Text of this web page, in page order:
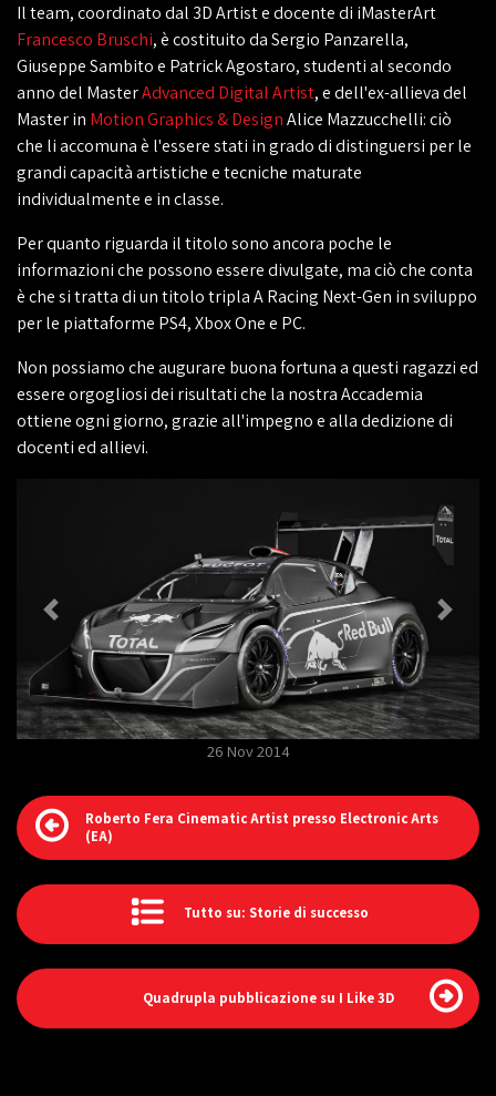
Il team, coordinato dal 3D Artist e docente di iMasterArt
Francesco Bruschi, è costituito da Sergio Panzarella,
Giuseppe Sambito e Patrick Agostaro, studenti al secondo
anno del MasterAdvanced Digital Artist, e dell'ex-allieva del
Master in Motion Graphics & DesignAlice Mazzucchelli: ciò
che li accomuna è l'essere stati in grado di distinguersi per le
grandi capacità artistiche e tecniche maturate
individualmente e in classe.
Per quanto riguarda il titolo sono ancora poche le
informazioni che possono essere divulgate, ma ciò che conta
è che si tratta di un titolo tripla A Racing Next-Gen in sviluppo
per le piattaforme PS4, Xbox One e PC.
Non possiamo che augurare buona fortuna a questi ragazzi ed
essere orgogliosi dei risultati che la nostra Accademia
ottiene ogni giorno, grazie all'impegno e alla dedizione di
docenti ed allievi.
26 Nov 2014
Roberto Fera Cinematic Artist presso Electronic Arts
(EA)
Tutto su: Storie di successo
Quadrupla pubblicazione su I Like 3D